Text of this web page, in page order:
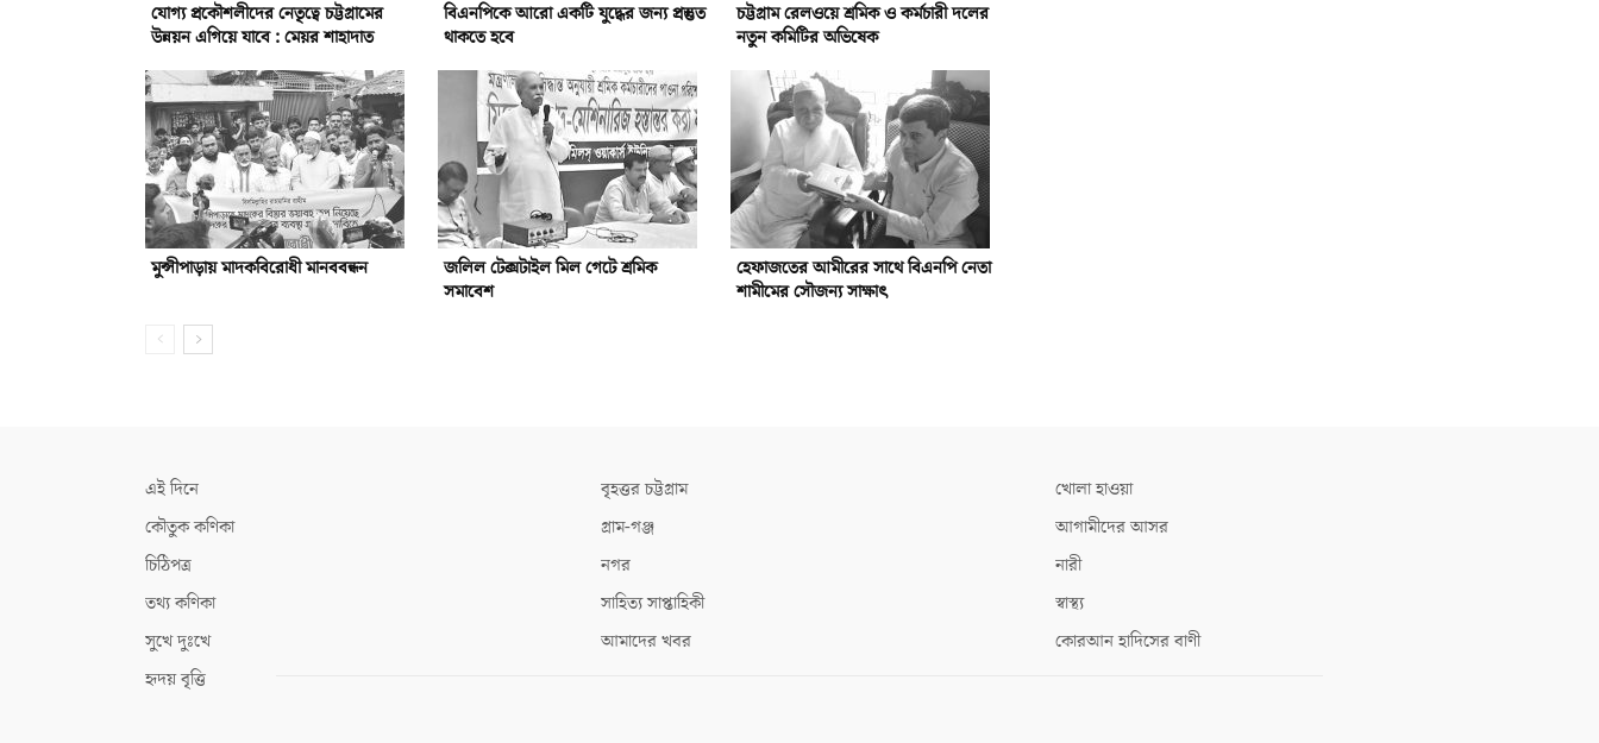
যোগ্য প্রকৌশলীদের নেতৃত্বে চট্টগ্রামের
উন্নয়ন এগিয়ে যাবে : মেয়র শাহাদাত
বিএনপিকে আরো একটি যুদ্ধের জন্য প্রস্তুত
থাকতে হবে
চট্টগ্রাম রেলওয়ে শ্রমিক ও কর্মচারী দলের
নতুন কমিটির অভিষেক
মুন্সীপাড়ায় মাদকবিরোধী মানববন্ধন
জলিল টেক্সটাইল মিল গেটে শ্রমিক
সমাবেশ
হেফাজতের আমীরের সাথে বিএনপি নেতা
শামীমের সৌজন্য সাক্ষাৎ
এই দিনে
কৌতুক কণিকা
চিঠিপত্র
তথ্য কণিকা
সুখে দুঃখে
হৃদয় বৃত্তি
বৃহত্তর চট্টগ্রাম
গ্রাম-গঞ্জ
নগর
সাহিত্য সাপ্তাহিকী
আমাদের খবর
খোলা হাওয়া
আগামীদের আসর
নারী
স্বাস্থ্য
কোরআন হাদিসের বাণী